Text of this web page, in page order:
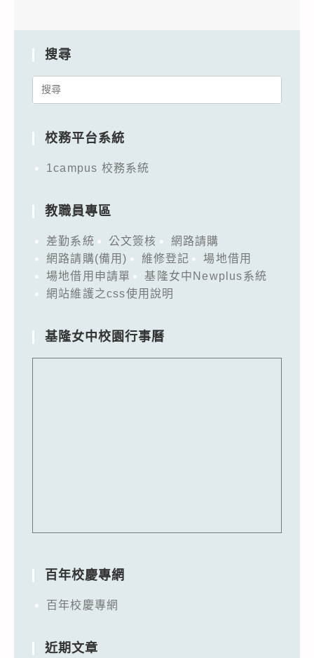
搜尋
Search
校務平台系統
1campus 校務系統
教職員專區
差勤系統 公文簽核
網路請購
網路請購(備用)
維修登記
場地借用
場地借用申請單
基隆女中Newplus系統
網站維護之css使用說明
基隆女中校園行事曆
百年校慶專網
百年校慶專網
近期文章